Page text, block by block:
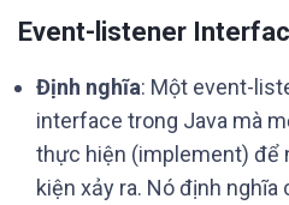
Event-listener
Định nghĩa: Một event-
interface trong Java mà
thực hiện (implement) để
kiện xảy ra. Nó định